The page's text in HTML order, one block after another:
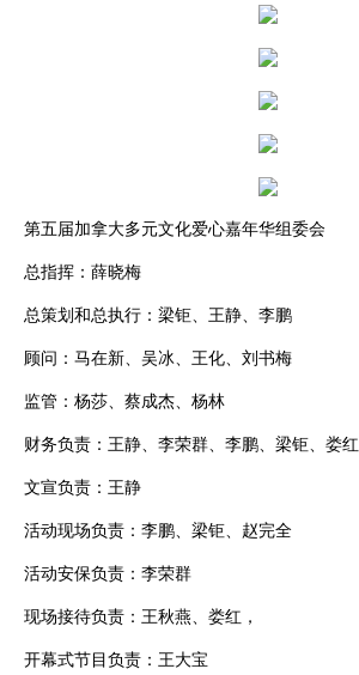
第五届加拿大多元文化爱心嘉年华组委会
总指挥：薛晓梅
总策划和总执行：梁钜、王静、李鹏
顾问：马在新、吴冰、王化、刘书梅
监管：杨莎、蔡成杰、杨林
财务负责：王静、李荣群、李鹏、梁钜、娄红
文宣负责：王静
活动现场负责：李鹏、梁钜、赵完全
活动安保负责：李荣群
现场接待负责：王秋燕、娄红，
开幕式节目负责：王大宝